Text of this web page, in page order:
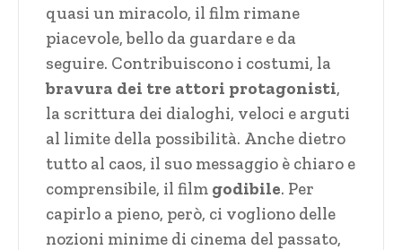
quasi un miracolo, il film rimane
piacevole, bello da guardare e da
seguire. Contribuiscono i costumi, la
bravura dei tre attori protagonisti,
la scrittura dei dialoghi, veloci e arguti
al limite della possibilità. Anche dietro
tutto al caos, il suo messaggio è chiaro e
comprensibile, il film godibile. Per
capirlo a pieno, però, ci vogliono delle
nozioni minime di cinema del passato,